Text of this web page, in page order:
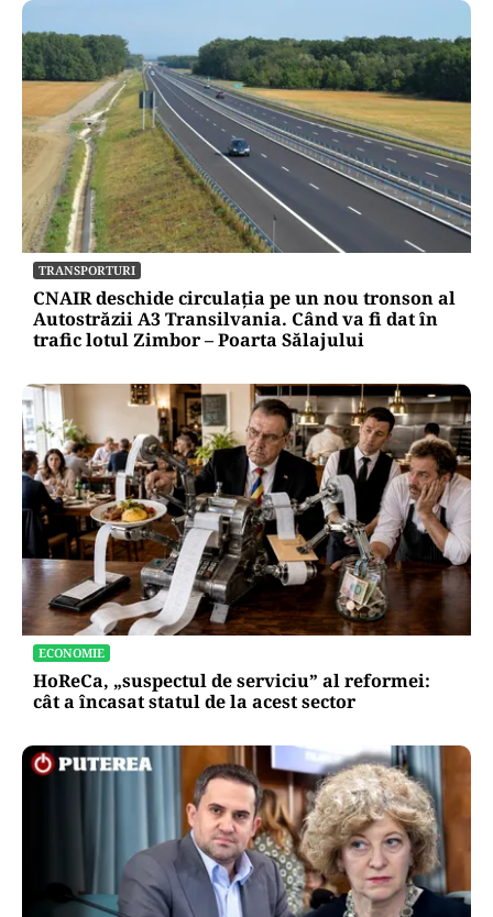
TRANSPORTURI
CNAIR deschide circulația pe un nou tronson al
Autostrăzii A3 Transilvania. Când va fi dat în
trafic lotul Zimbor – Poarta Sălajului
ECONOMIE
HoReCa, „suspectul de serviciu” al reformei:
cât a încasat statul de la acest sector